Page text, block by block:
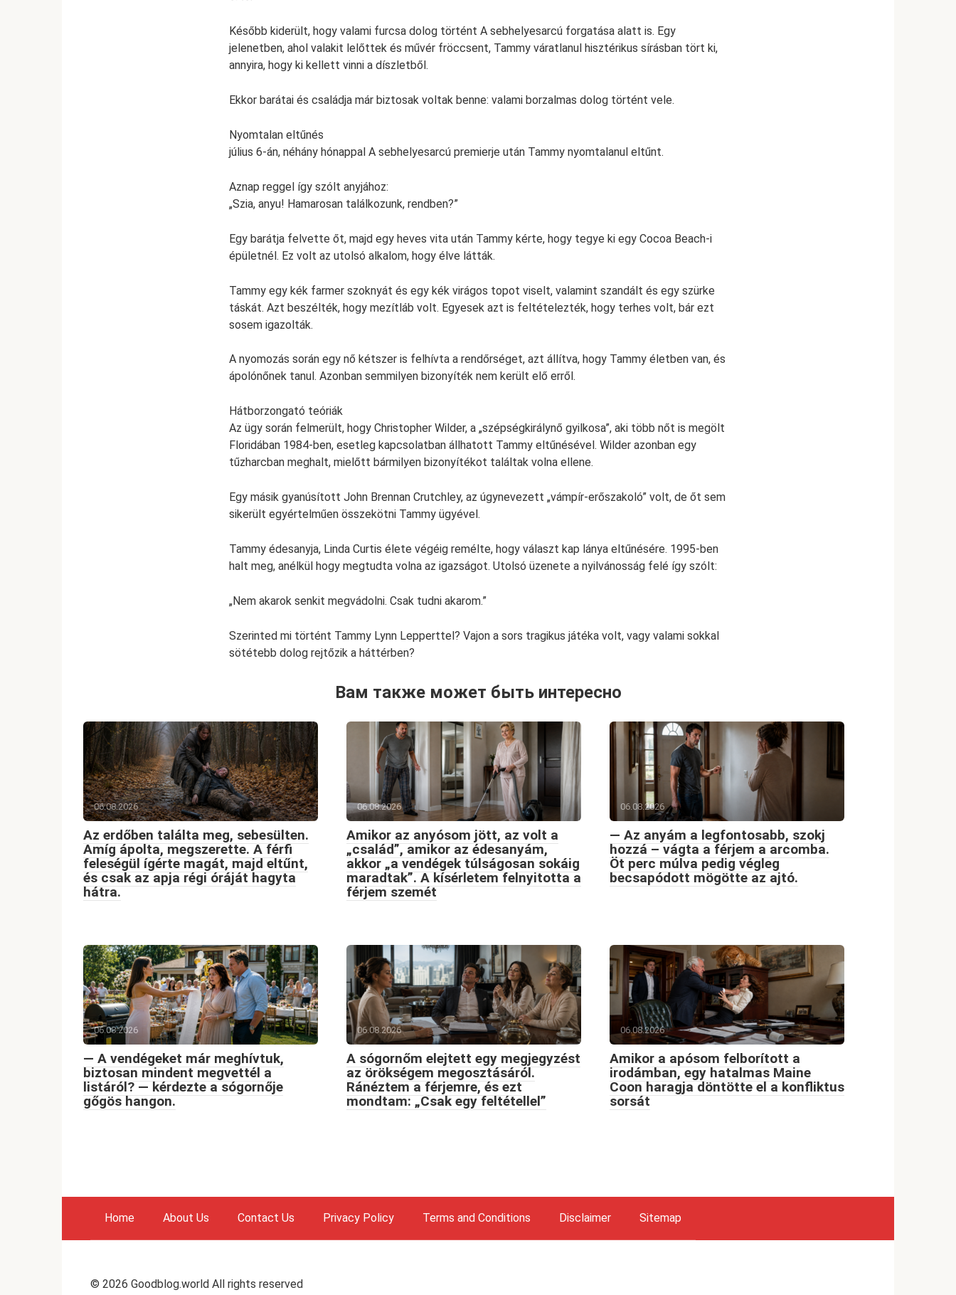
Később kiderült, hogy valami furcsa dolog történt A sebhelyesarcú forgatása alatt is. Egy
jelenetben, ahol valakit lelőttek és művér fröccsent, Tammy váratlanul hisztérikus sírásban tört ki,
annyira, hogy ki kellett vinni a díszletből.
Ekkor barátai és családja már biztosak voltak benne: valami borzalmas dolog történt vele.
Nyomtalan eltűnés
július 6-án, néhány hónappal A sebhelyesarcú premierje után Tammy nyomtalanul eltűnt.
Aznap reggel így szólt anyjához:
„Szia, anyu! Hamarosan találkozunk, rendben?”
Egy barátja felvette őt, majd egy heves vita után Tammy kérte, hogy tegye ki egy Cocoa Beach-i
épületnél. Ez volt az utolsó alkalom, hogy élve látták.
Tammy egy kék farmer szoknyát és egy kék virágos topot viselt, valamint szandált és egy szürke
táskát. Azt beszélték, hogy mezítláb volt. Egyesek azt is feltételezték, hogy terhes volt, bár ezt
sosem igazolták.
A nyomozás során egy nő kétszer is felhívta a rendőrséget, azt állítva, hogy Tammy életben van, és
ápolónőnek tanul. Azonban semmilyen bizonyíték nem került elő erről.
Hátborzongató teóriák
Az ügy során felmerült, hogy Christopher Wilder, a „szépségkirálynő gyilkosa”, aki több nőt is megölt
Floridában 1984-ben, esetleg kapcsolatban állhatott Tammy eltűnésével. Wilder azonban egy
tűzharcban meghalt, mielőtt bármilyen bizonyítékot találtak volna ellene.
Egy másik gyanúsított John Brennan Crutchley, az úgynevezett „vámpír-erőszakoló” volt, de őt sem
sikerült egyértelműen összekötni Tammy ügyével.
Tammy édesanyja, Linda Curtis élete végéig remélte, hogy választ kap lánya eltűnésére. 1995-ben
halt meg, anélkül hogy megtudta volna az igazságot. Utolsó üzenete a nyilvánosság felé így szólt:
„Nem akarok senkit megvádolni. Csak tudni akarom.”
Szerinted mi történt Tammy Lynn Lepperttel? Vajon a sors tragikus játéka volt, vagy valami sokkal
sötétebb dolog rejtőzik a háttérben?
Вам также может быть интересно
06.08.2026
Az erdőben találta meg, sebesülten.
Amíg ápolta, megszerette. A férfi
feleségül ígérte magát, majd eltűnt,
és csak az apja régi óráját hagyta
hátra.
06.08.2026
Amikor az anyósom jött, az volt a
„család”, amikor az édesanyám,
akkor „a vendégek túlságosan sokáig
maradtak”. A kísérletem felnyitotta a
férjem szemét
06.08.2026
— Az anyám a legfontosabb, szokj
hozzá – vágta a férjem a arcomba.
Öt perc múlva pedig végleg
becsapódott mögötte az ajtó.
06.08.2026
— A vendégeket már meghívtuk,
biztosan mindent megvettél a
listáról? — kérdezte a sógornője
gőgös hangon.
06.08.2026
A sógornőm elejtett egy megjegyzést
az örökségem megosztásáról.
Ránéztem a férjemre, és ezt
mondtam: „Csak egy feltétellel”
06.08.2026
Amikor a apósom felborított a
irodámban, egy hatalmas Maine
Coon haragja döntötte el a konfliktus
sorsát
Home About Us Contact Us Privacy Policy Terms and Conditions Disclaimer Sitemap
© 2026 Goodblog.world All rights reserved